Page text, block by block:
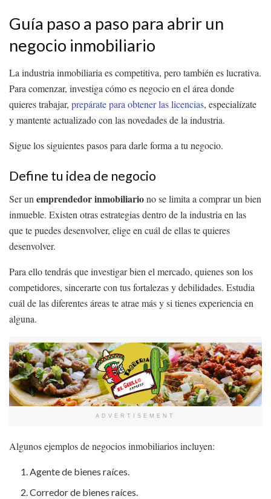
Guía paso a paso para abrir un
negocio inmobiliario
La industria inmobiliaria es competitiva, pero también es lucrativa.
Para comenzar, investiga cómo es negocio en el área donde
quieres trabajar, prepárate para obtener las licencias, especialízate
y mantente actualizado con las novedades de la industria.
Sigue los siguientes pasos para darle forma a tu negocio.
Define tu idea de negocio
Ser unemprendedor inmobiliariono se limita a comprar un bien
inmueble. Existen otras estrategias dentro de la industria en las
que te puedes desenvolver, elige en cuál de ellas te quieres
desenvolver.
Para ello tendrás que investigar bien el mercado, quienes son los
competidores, sincerarte con tus fortalezas y debilidades. Estudia
cuál de las diferentes áreas te atrae más y si tienes experiencia en
alguna.
ADVERTISEMENT
Algunos ejemplos de negocios inmobiliarios incluyen:
Agente de bienes raíces.
Corredor de bienes raíces.